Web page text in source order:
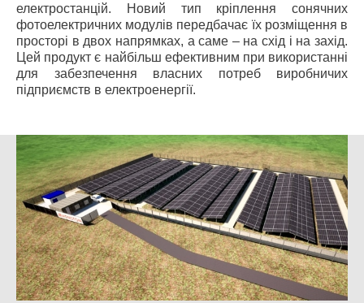
електростанцій. Новий тип кріплення сонячних
фотоелектричних модулів передбачає їх розміщення в
просторі в двох напрямках, а саме – на схід і на захід.
Цей продукт є найбільш ефективним при використанні
для забезпечення власних потреб виробничих
підприємств в електроенергії.